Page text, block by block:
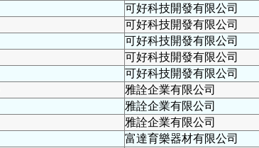
可好科技開發有限公司
可好科技開發有限公司
可好科技開發有限公司
可好科技開發有限公司
可好科技開發有限公司
雅詮企業有限公司
雅詮企業有限公司
雅詮企業有限公司
富達育樂器材有限公司